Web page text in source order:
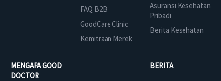
FAQ B2B
GoodCare Clinic
Kemitraan Merek
Asuransi Kesehatan
Pribadi
Berita Kesehatan
MENGAPA GOOD
DOCTOR
BERITA